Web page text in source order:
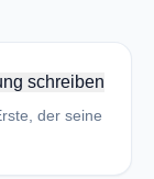
schreiben
der seine